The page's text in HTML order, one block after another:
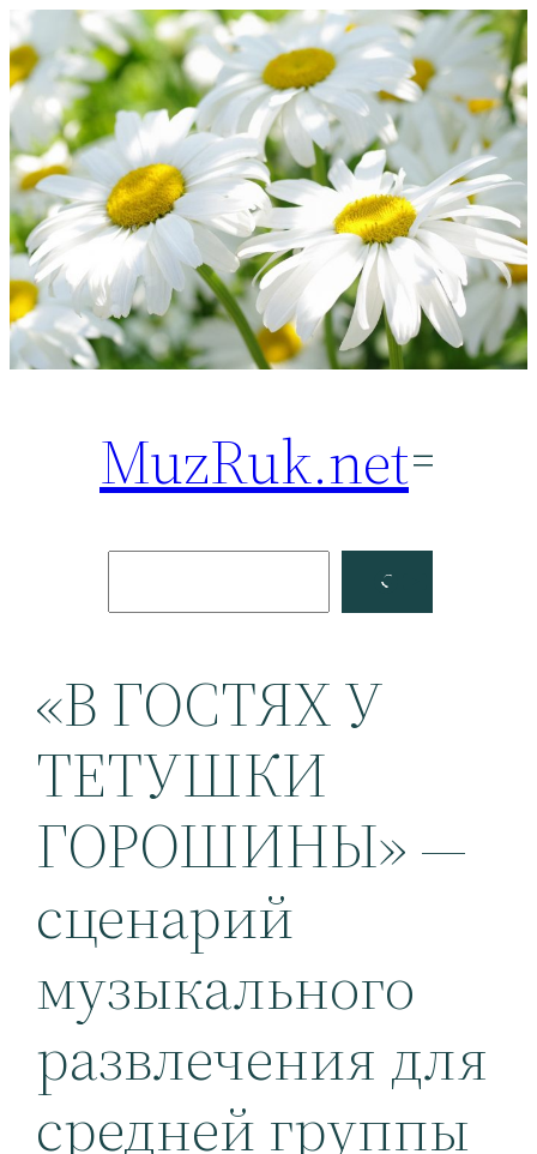
Перейти
к
содержимому
MuzRuk.net
Facebook
«В ГОСТЯХ У
ТЕТУШКИ
ГОРОШИНЫ» —
сценарий
музыкального
развлечения для
средней группы